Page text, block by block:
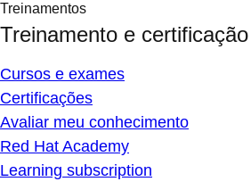
Treinamentos
Treinamento e certificação
Cursos e exames
Certificações
Avaliar meu conhecimento
Red Hat Academy
Learning subscription